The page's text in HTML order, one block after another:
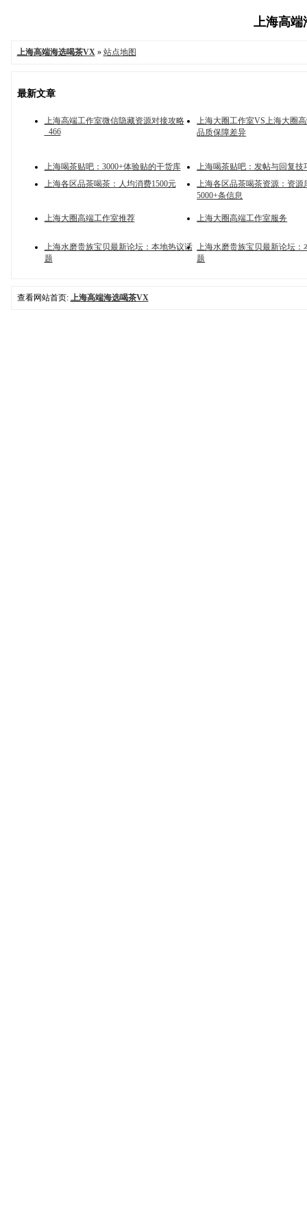
上海高端
上海高端海选喝茶VX» 站点地图
最新文章
上海高端工作室微信隐藏资源对接攻略
_466
上海大圈工作室VS上海大圈
品质保障差异
上海喝茶贴吧：3000+体验贴的干货库
上海喝茶贴吧：发帖与回复技
上海各区品茶喝茶：人均消费1500元
上海各区品茶喝茶资源：资源
5000+条信息
上海大圈高端工作室推荐 上海大圈高端工作室服务
上海水磨贵族宝贝最新论坛：本地热议话
题
上海水磨贵族宝贝最新论坛：
题
查看网站首页: 上海高端海选喝茶VX